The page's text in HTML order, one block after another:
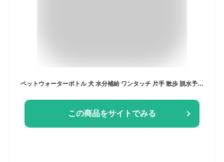
ペットウォーターボトル 犬 水分補給 ワンタッチ 片手 散歩 脱水予防 簡単 多機能 防水 ロック 水漏れ防止 軽量 コンパクト 給水 給水ボトル ウォーターボトル ペット ペット用 猫 犬グッズ 水筒 給水器 携帯用 ペットボトル 水 水飲み 外出 ドライブ 旅行 漏れ防止 小さい
この商品をサイトでみる